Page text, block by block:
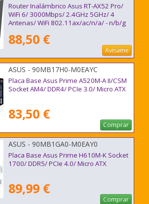
Router Inalámbrico Asus RT-AX52 Pro/
WiFi 6/ 3000Mbps/ 2.4GHz 5GHz/ 4
Antenas/ WiFi 802.11ax/ac/n/a/ - n/b/g
88,50 €
Avísame
ASUS - 90MB17H0-M0EAYC
Placa Base Asus Prime A520M-A II/CSM
Socket AM4/ DDR4/ PCIe 3.0/ Micro ATX
83,50 €
Comprar
ASUS - 90MB1GA0-M0EAY0
Placa Base Asus Prime H610M-K Socket
1700/ DDR5/ PCIe 4.0/ Micro ATX
89,99 €
Comprar